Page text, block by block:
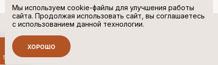
© “НЕМЕЦКАЯ ОБУВЬ” 2017. Все права защищены.
Политика в отношении персональных данных
Сделано в
Мы используем cookie-файлы для улучшения работы
сайта. Продолжая использовать сайт, вы соглашаетесь
с использованием данной технологии.
ХОРОШО
500 руб.